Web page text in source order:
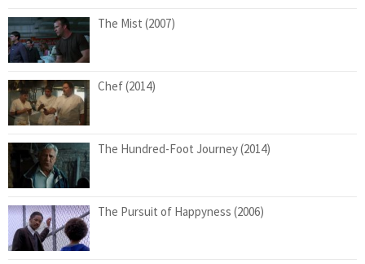
The Mist (2007)
Chef (2014)
The Hundred-Foot Journey (2014)
The Pursuit of Happyness (2006)